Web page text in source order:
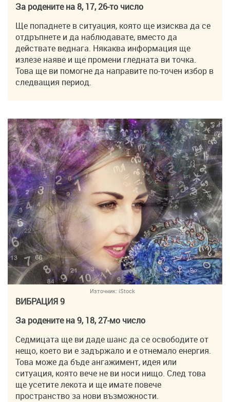
За родените на 8, 17, 26-то число
Ще попаднете в ситуация, която ще изисква да се
отдръпнете и да наблюдавате, вместо да
действате веднага. Някаква информация ще
излезе наяве и ще промени гледната ви точка.
Това ще ви помогне да направите по-точен избор в
следващия период.
Източник: iStock
ВИБРАЦИЯ 9
За родените на 9, 18, 27-мо число
Седмицата ще ви даде шанс да се освободите от
нещо, което ви е задържало и е отнемало енергия.
Това може да бъде ангажимент, идея или
ситуация, която вече не ви носи нищо. След това
ще усетите лекота и ще имате повече
пространство за нови възможности.